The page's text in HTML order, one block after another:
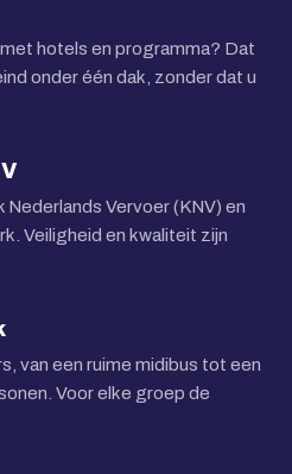
hotels en programma? Dat
onder één dak, zonder dat u
Nederlands Vervoer (KNV) en
Veiligheid en kwaliteit zijn
van een ruime midibus tot een
Voor elke groep de